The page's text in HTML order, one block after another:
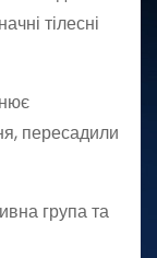
тілесні
пересадили
група та